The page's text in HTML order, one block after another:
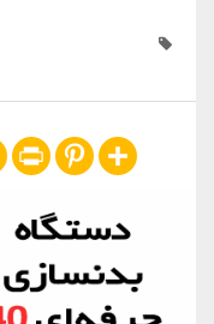
Share
Pinterest
Print